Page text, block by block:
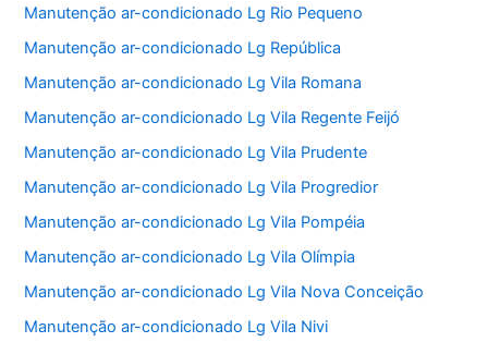
Manutenção ar-condicionado Lg Rio Pequeno
Manutenção ar-condicionado Lg República
Manutenção ar-condicionado Lg Vila Romana
Manutenção ar-condicionado Lg Vila Regente Feijó
Manutenção ar-condicionado Lg Vila Prudente
Manutenção ar-condicionado Lg Vila Progredior
Manutenção ar-condicionado Lg Vila Pompéia
Manutenção ar-condicionado Lg Vila Olímpia
Manutenção ar-condicionado Lg Vila Nova Conceição
Manutenção ar-condicionado Lg Vila Nivi